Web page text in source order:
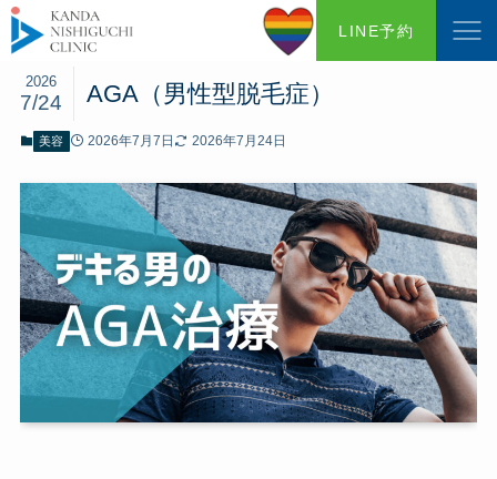
LINE予約
コラム
AGA（男性型脱毛症）
2026
7/24
美容 2026年7月7日 2026年7月24日